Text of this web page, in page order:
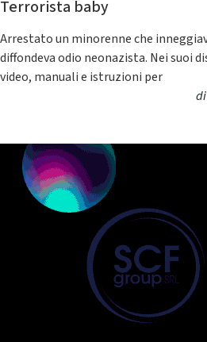
Terrorista baby
Arrestato un minorenne che
diffondeva odio neonazista. Nei suoi
video, manuali e istruzioni per
di